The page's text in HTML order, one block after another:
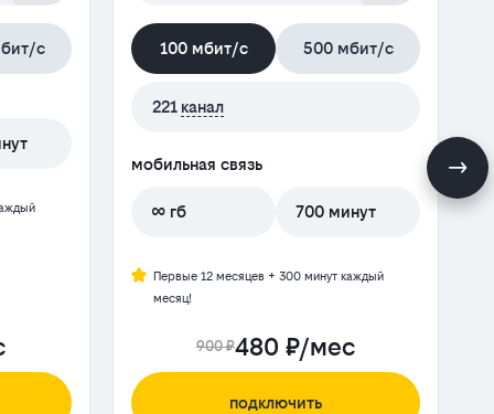
с 100 мбит/с 500 мбит/с
221 канал
мобильная связь
∞ гб 700 минут
Первые 12 месяцев + 300 минут каждый
месяц!
900 ₽480 ₽/мес
подключить